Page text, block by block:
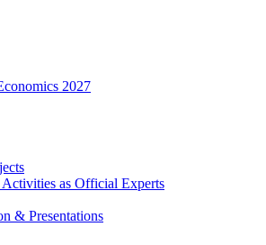
2027
Activities as Official Experts
& Presentations